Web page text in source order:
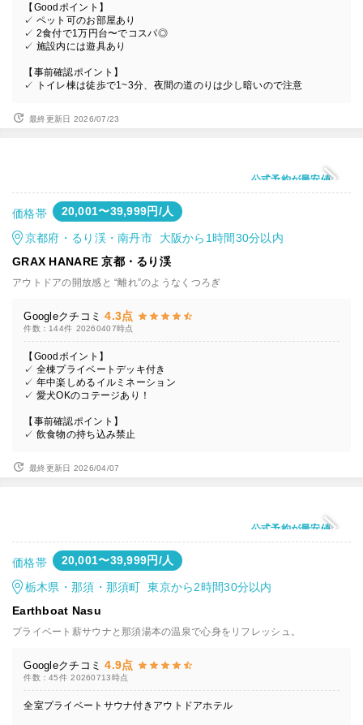
【Goodポイント】
✓ ペット可のお部屋あり
✓ 2食付で1万円台〜でコスパ◎
✓ 施設内には遊具あり
【事前確認ポイント】
✓ トイレ棟は徒歩で1~3分、夜間の道のりは少し暗いので注意
最終更新日 2026/07/23
公式予約が最安値
価格帯 20,001〜39,999円/人
京都府・るり渓・南丹市 大阪から1時間30分以内
GRAX HANARE 京都・るり渓
アウトドアの開放感と “離れ”のようなくつろぎ
Googleクチコミ 4.3点
件数：144件 20260407時点
【Goodポイント】
✓ 全棟プライベートデッキ付き
✓ 年中楽しめるイルミネーション
✓ 愛犬OKのコテージあり！
【事前確認ポイント】
✓ 飲食物の持ち込み禁止
最終更新日 2026/04/07
公式予約が最安値
価格帯 20,001〜39,999円/人
栃木県・那須・那須町 東京から2時間30分以内
Earthboat Nasu
プライベート薪サウナと那須湯本の温泉で心身をリフレッシュ。
Googleクチコミ 4.9点
件数：45件 20260713時点
全室プライベートサウナ付きアウトドアホテル